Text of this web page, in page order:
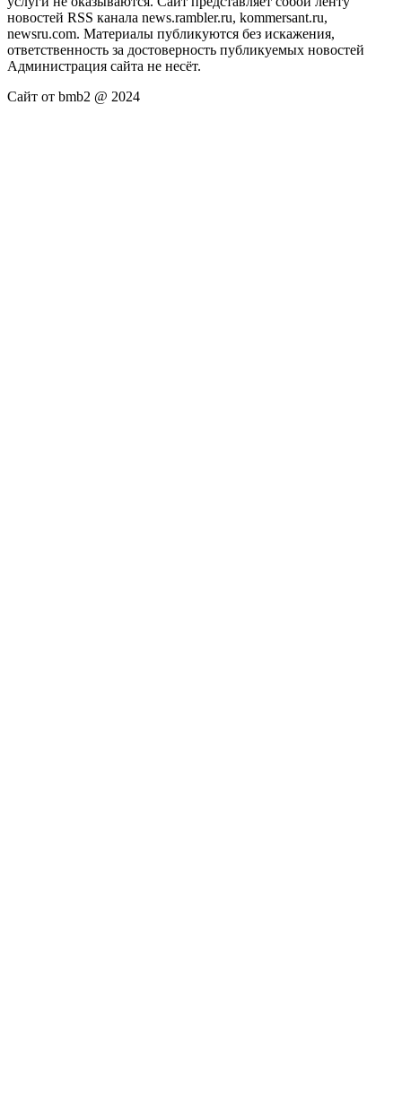
новостей RSS канала news.rambler.ru, kommersant.ru,
newsru.com. Материалы публикуются без искажения,
ответственность за достоверность публикуемых новостей
Администрация сайта не несёт.
Сайт от bmb2 @ 2024